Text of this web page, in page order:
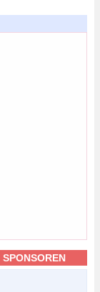
SPONSOREN